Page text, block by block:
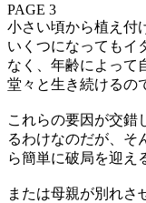
PAGE 3
小さい頃から植え付
いくつになってもイ
なく、年齢によって
堂々と生き続けるの
これらの要因が交錯
るわけなのだが、そ
ら簡単に破局を迎え
または母親が別れさ